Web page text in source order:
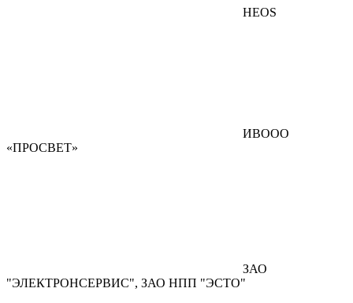
HEOS
ИВООО
«ПРОСВЕТ»
ЗАО
"ЭЛЕКТРОНСЕРВИС", ЗАО НПП "ЭСТО"